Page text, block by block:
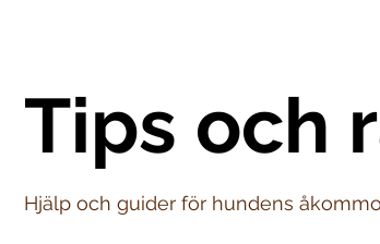
Tips och
Hjälp och guider för hundens